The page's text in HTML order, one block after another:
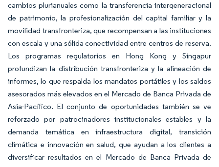
cambios plurianuales como la transferencia intergeneracional
de patrimonio, la profesionalización del capital familiar y la
movilidad transfronteriza, que recompensan a las instituciones
con escala y una sólida conectividad entre centros de reserva.
Los programas regulatorios en Hong Kong y Singapur
profundizan la distribución transfronteriza y la alineación de
informes, lo que respalda los mandatos portátiles y los saldos
asesorados más elevados en el Mercado de Banca Privada de
Asia-Pacífico. El conjunto de oportunidades también se ve
reforzado por patrocinadores institucionales estables y la
demanda temática en infraestructura digital, transición
climática e innovación en salud, que ayudan a los clientes a
diversificar resultados en el Mercado de Banca Privada de